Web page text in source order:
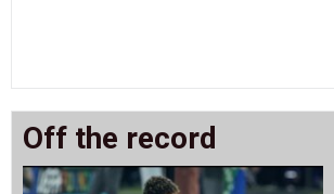
Off the record